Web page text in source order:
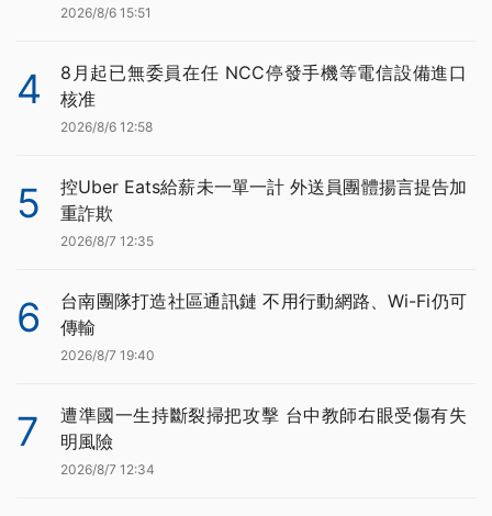
2026/8/6 15:51
4
8月起已無委員在任 NCC停發手機等電信設備進口
核准
2026/8/6 12:58
5
控Uber Eats給薪未一單一計 外送員團體揚言提告加
重詐欺
2026/8/7 12:35
6
台南團隊打造社區通訊鏈 不用行動網路、Wi-Fi仍可
傳輸
2026/8/7 19:40
7
遭準國一生持斷裂掃把攻擊 台中教師右眼受傷有失
明風險
2026/8/7 12:34